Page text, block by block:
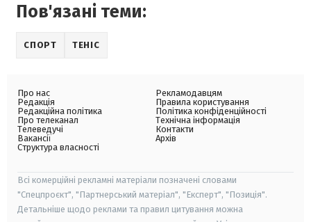
Пов'язані теми:
СПОРТ ТЕНІС
Про нас
Редакція
Редакційна політика
Про телеканал
Телеведучі
Вакансії
Структура власності
Рекламодавцям
Правила користування
Політика конфіденційності
Технічна інформація
Контакти
Архів
Всі комерційні рекламні матеріали позначені словами
"Спецпроєкт", "Партнерський матеріал", "Експерт", "Позиція".
Детальніше щодо реклами та правил цитування можна